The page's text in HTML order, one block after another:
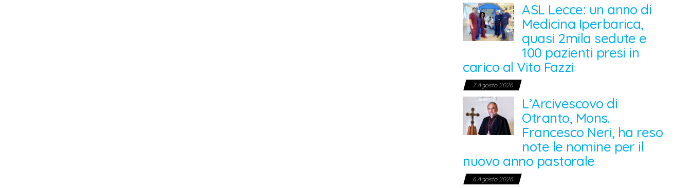
ASL Lecce: un anno di
Medicina Iperbarica,
quasi 2mila sedute e
100 pazienti presi in
carico al Vito Fazzi
7 Agosto 2026
L’Arcivescovo di
Otranto, Mons.
Francesco Neri, ha reso
note le nomine per il
nuovo anno pastorale
6 Agosto 2026